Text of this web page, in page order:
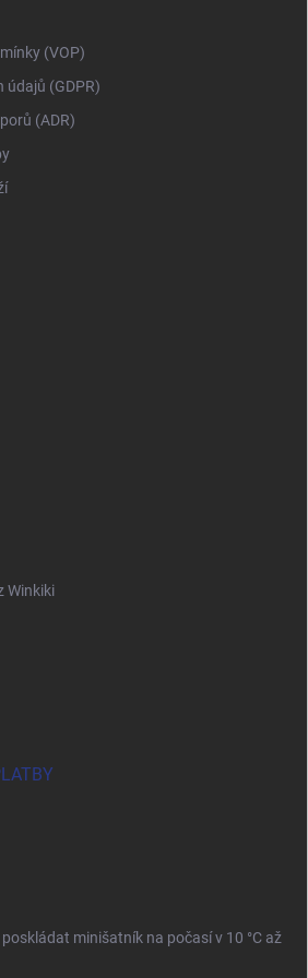
(VOP)
údajů (GDPR)
(ADR)
Winkiki
minišatník na počasí v 10 °C až